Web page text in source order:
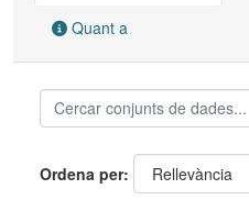
Quant a
Ordena per